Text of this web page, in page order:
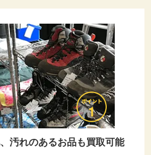
汚れのあるお品も買取可能